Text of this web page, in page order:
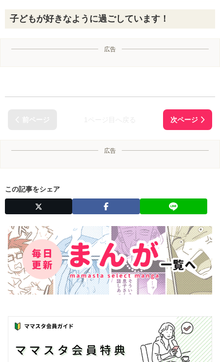
子どもが好きなように過ごしています！
広告
広告
この記事をシェア